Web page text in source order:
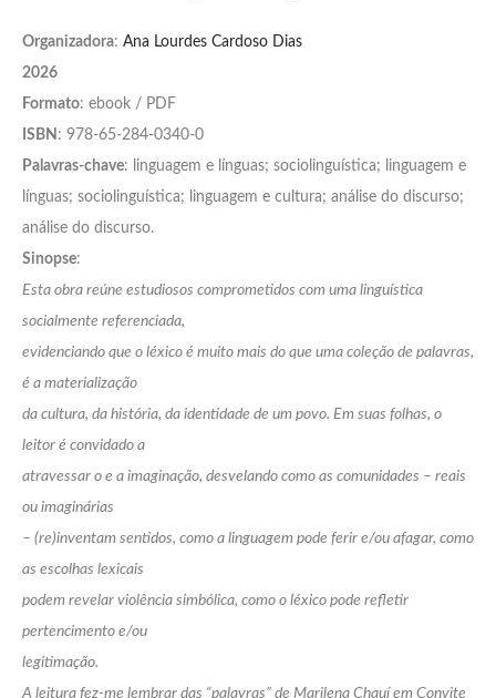
Organizadora: Ana Lourdes Cardoso Dias
2026
Formato: ebook / PDF
ISBN : 978-65-284-0340-0
Palavras-chave: linguagem e línguas; sociolinguística; linguagem e
línguas; sociolinguística; linguagem e cultura; análise do discurso;
análise do discurso.
Sinopse:
Esta obra reúne estudiosos comprometidos com uma linguística
socialmente referenciada,
evidenciando que o léxico é muito mais do que uma coleção de palavras,
é a materialização
da cultura, da história, da identidade de um povo. Em suas folhas, o
leitor é convidado a
atravessar o e a imaginação, desvelando como as comunidades – reais
ou imaginárias
– (re)inventam sentidos, como a linguagem pode ferir e/ou afagar, como
as escolhas lexicais
podem revelar violência simbólica, como o léxico pode refletir
pertencimento e/ou
legitimação.
A leitura fez-me lembrar das “palavras” de Marilena Chauí em Convite